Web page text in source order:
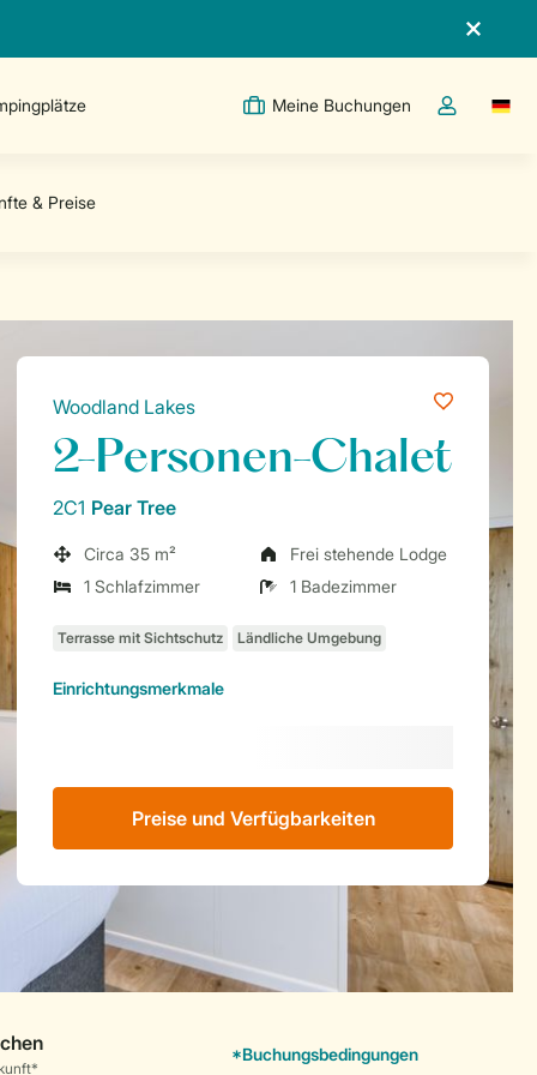
Meine Buchungen
Dropdown-
Woodland Lakes
2-Personen-Chalet
2C1 Pear Tree
Circa 35 m²
Frei stehende Lodge
1 Schlafzimmer
1 Badezimmer
Einrichtungsmerkmale
Preise und Verfügbarkeiten